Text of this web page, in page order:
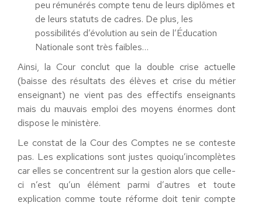
peu rémunérés compte tenu de leurs diplômes et
de leurs statuts de cadres. De plus, les
possibilités d’évolution au sein de l’Éducation
Nationale sont très faibles…
Ainsi, la Cour conclut que la double crise actuelle
(baisse des résultats des élèves et crise du métier
enseignant) ne vient pas des effectifs enseignants
mais du mauvais emploi des moyens énormes dont
dispose le ministère.
Le constat de la Cour des Comptes ne se conteste
pas. Les explications sont justes quoiqu’incomplètes
car elles se concentrent sur la gestion alors que celle-
ci n’est qu’un élément parmi d’autres et toute
explication comme toute réforme doit tenir compte